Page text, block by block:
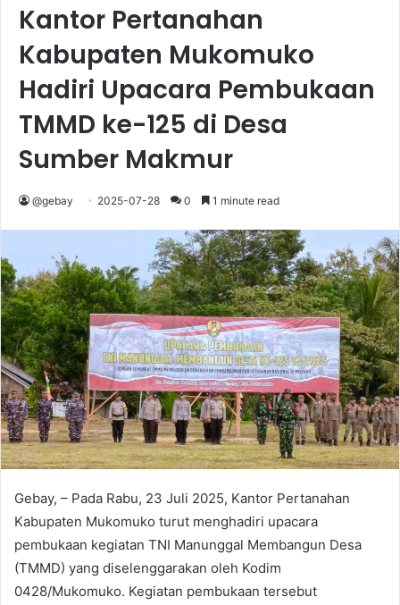
Kantor Pertanahan
Kabupaten Mukomuko
Hadiri Upacara Pembukaan
TMMD ke-125 di Desa
Sumber Makmur
@gebay 2025-07-28 0 1 minute read
Gebay, – Pada Rabu, 23 Juli 2025, Kantor Pertanahan
Kabupaten Mukomuko turut menghadiri upacara
pembukaan kegiatan TNI Manunggal Membangun Desa
(TMMD) yang diselenggarakan oleh Kodim
0428/Mukomuko. Kegiatan pembukaan tersebut